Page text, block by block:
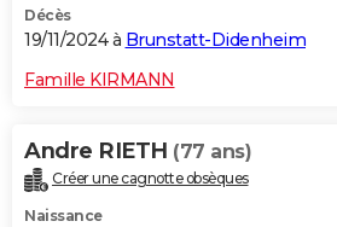
Décès
19/11/2024 à Brunstatt-Didenheim
Famille KIRMANN
Andre RIETH (77 ans)
Créer une cagnotte obsèques
Naissance